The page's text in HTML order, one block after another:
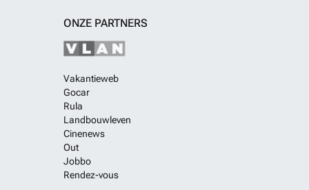
ONZE PARTNERS
Vakantieweb
Gocar
Rula
Landbouwleven
Cinenews
Out
Jobbo
Rendez-vous